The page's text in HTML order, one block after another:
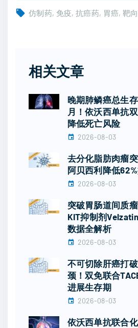
仿制药 免疫 抗癌药 胃癌 靶
相关文章
晚期肺鳞癌总生
月！依沃西单抗
降低死亡风险
2026-08-03
去分化脂肪肉瘤
阿贝西利降低
2026-08-03
突破胃肠道间质
KIT抑制剂
数据全解析
2026-08-03
不可切除肝癌打
颈！双免联合
进展生存期
2026-08-03
依沃西单抗联合